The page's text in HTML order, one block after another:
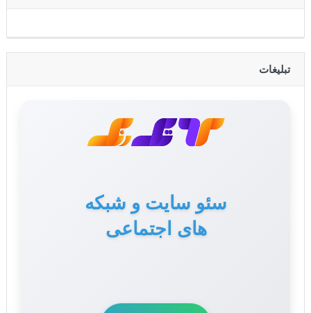
تبلیغات
سئو سایت و شبکه
های اجتماعی
تولید محتوا برای سایت
و سوشال مدیا